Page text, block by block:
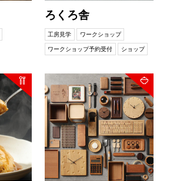
ろくろ舎
工房見学 ワークショップ
ワークショップ予約受付 ショップ